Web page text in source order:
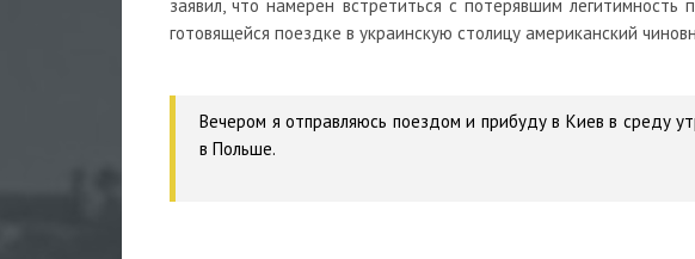
заявил, что намерен встретиться с потерявшим
готовящейся поездке в украинскую столицу американский
Вечером я отправляюсь поездом и прибуду в Киев в среду
в Польше.